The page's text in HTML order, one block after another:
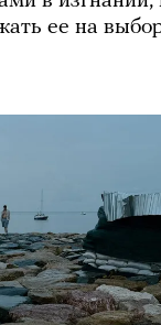
ее на